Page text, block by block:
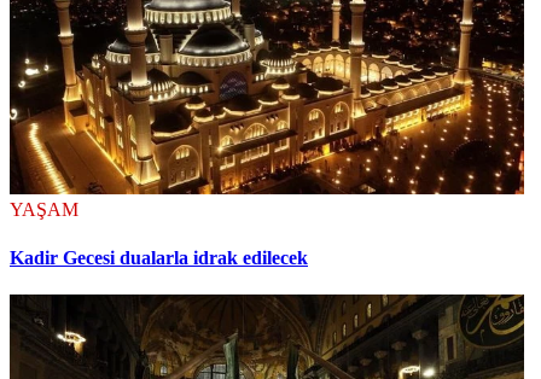
YAŞAM
Kadir Gecesi dualarla idrak edilecek